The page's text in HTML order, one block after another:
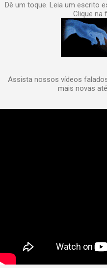
Dê um toque. Leia um escrito
Clique na
Assista nossos vídeos
mais novas